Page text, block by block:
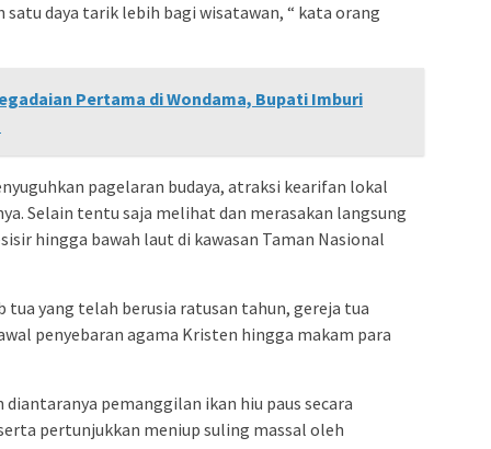
daya tarik lebih bagi wisatawan, “ kata orang
Pertama di Wondama, Bupati Imburi
pagelaran budaya, atraksi kearifan lokal
Selain tentu saja melihat dan merasakan langsung
hingga bawah laut di kawasan Taman Nasional
yang telah berusia ratusan tahun, gereja tua
penyebaran agama Kristen hingga makam para
pemanggilan ikan hiu paus secara
pertunjukkan meniup suling massal oleh